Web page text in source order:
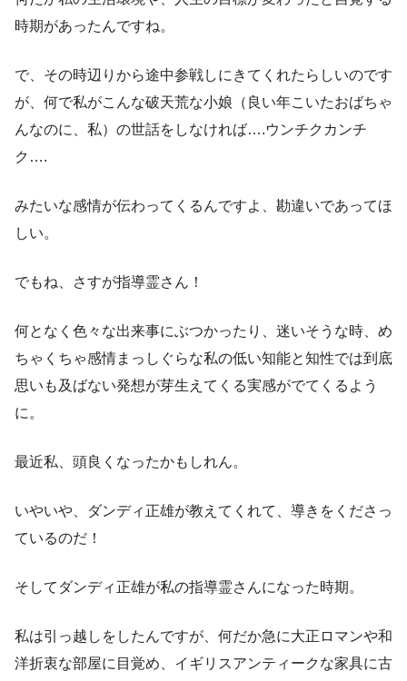
時期があったんですね。
で、その時辺りから途中参戦しにきてくれたらしいのです
が、何で私がこんな破天荒な小娘（良い年こいたおばちゃ
んなのに、私）の世話をしなければ….ウンチクカンチ
ク….
みたいな感情が伝わってくるんですよ、勘違いであってほ
しい。
でもね、さすが指導霊さん！
何となく色々な出来事にぶつかったり、迷いそうな時、め
ちゃくちゃ感情まっしぐらな私の低い知能と知性では到底
思いも及ばない発想が芽生えてくる実感がでてくるよう
に。
最近私、頭良くなったかもしれん。
いやいや、ダンディ正雄が教えてくれて、導きをくださっ
ているのだ！
そしてダンディ正雄が私の指導霊さんになった時期。
私は引っ越しをしたんですが、何だか急に大正ロマンや和
洋折衷な部屋に目覚め、イギリスアンティークな家具に古